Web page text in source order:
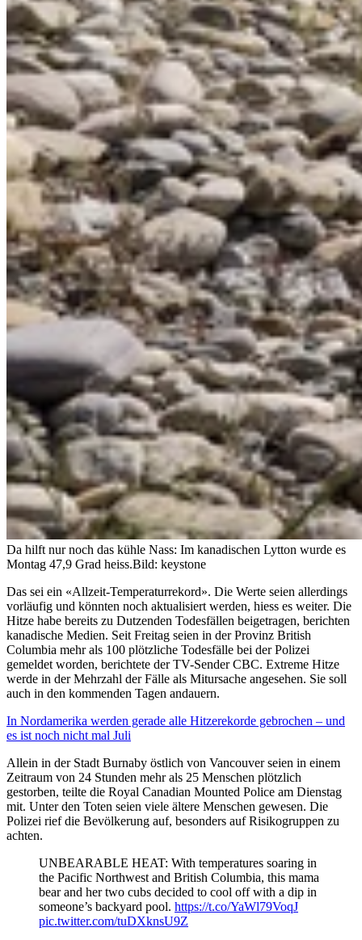
Da hilft nur noch das kühle Nass: Im kanadischen Lytton wurde es
Montag 47,9 Grad heiss.Bild: keystone
Das sei ein «Allzeit-Temperaturrekord». Die Werte seien allerdings
vorläufig und könnten noch aktualisiert werden, hiess es weiter. Die
Hitze habe bereits zu Dutzenden Todesfällen beigetragen, berichten
kanadische Medien. Seit Freitag seien in der Provinz British
Columbia mehr als 100 plötzliche Todesfälle bei der Polizei
gemeldet worden, berichtete der TV-Sender CBC. Extreme Hitze
werde in der Mehrzahl der Fälle als Mitursache angesehen. Sie soll
auch in den kommenden Tagen andauern.
In Nordamerika werden gerade alle Hitzerekorde gebrochen – und
es ist noch nicht mal Juli
Allein in der Stadt Burnaby östlich von Vancouver seien in einem
Zeitraum von 24 Stunden mehr als 25 Menschen plötzlich
gestorben, teilte die Royal Canadian Mounted Police am Dienstag
mit. Unter den Toten seien viele ältere Menschen gewesen. Die
Polizei rief die Bevölkerung auf, besonders auf Risikogruppen zu
achten.
UNBEARABLE HEAT: With temperatures soaring in
the Pacific Northwest and British Columbia, this mama
bear and her two cubs decided to cool off with a dip in
someone’s backyard pool. https://t.co/YaWl79VoqJ
pic.twitter.com/tuDXknsU9Z